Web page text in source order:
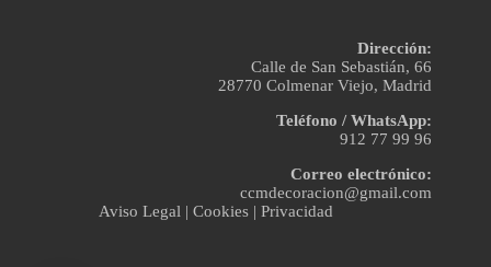
Dirección:
Calle de San Sebastián, 66
28770 Colmenar Viejo, Madrid
Teléfono / WhatsApp:
912 77 99 96
Correo electrónico:
ccmdecoracion@gmail.com
Aviso Legal |Cookies |Privacidad